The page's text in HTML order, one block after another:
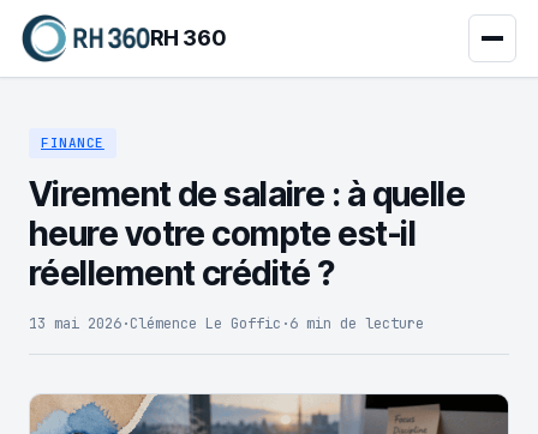
RH 360
FINANCE
Virement de salaire : à quelle
heure votre compte est-il
réellement crédité ?
13 mai 2026·Clémence Le Goffic ·6 min de lecture